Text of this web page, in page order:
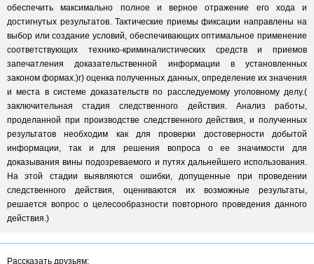
обеспечить максимально полное и верное отражение его хода и
достигнутых результатов. Тактические приемы фиксации направлены на
выбор или создание условий, обеспечивающих оптимальное применение
соответствующих технико-криминалистических средств и приемов
запечатления доказательственной информации в установленных
законом формах.)г) оценка полученных данных, определение их значения
и места в системе доказательств по расследуемому уголовному делу.(
заключительная стадия следственного действия. Анализ работы,
проделанной при производстве следственного действия, и полученных
результатов необходим как для проверки достоверности добытой
информации, так и для решения вопроса о ее значимости для
доказывания вины подозреваемого и путях дальнейшего использования.
На этой стадии выявляются ошибки, допущенные при проведении
следственного действия, оцениваются их возможные результаты,
решается вопрос о целесообразности повторного проведения данного
действия.)
Рассказать друзьям: